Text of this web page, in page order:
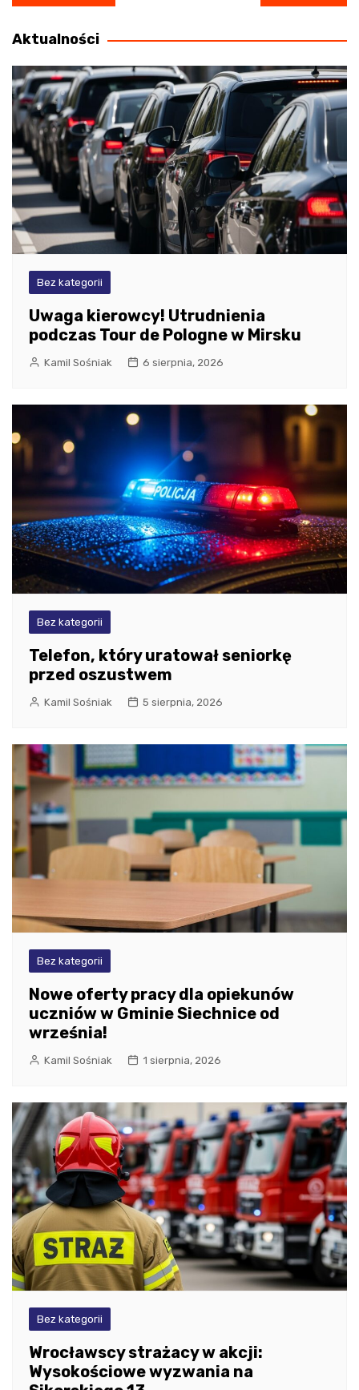
wpisu
Aktualności
Bez kategorii
Uwaga kierowcy! Utrudnienia
podczas Tour de Pologne w Mirsku
Kamil Sośniak 6 sierpnia, 2026
Bez kategorii
Telefon, który uratował seniorkę
przed oszustwem
Kamil Sośniak 5 sierpnia, 2026
Bez kategorii
Nowe oferty pracy dla opiekunów
uczniów w Gminie Siechnice od
września!
Kamil Sośniak 1 sierpnia, 2026
Bez kategorii
Wrocławscy strażacy w akcji:
Wysokościowe wyzwania na